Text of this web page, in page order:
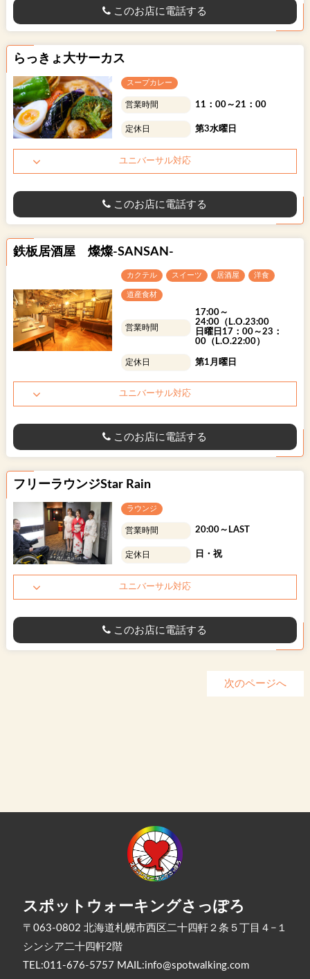
このお店に電話する
らっきょ大サーカス
スープカレー
営業時間 11：00～21：00
定休日 第3水曜日
ユニバーサル対応
このお店に電話する
鉄板居酒屋 燦燦-SANSAN-
カクテル スイーツ 居酒屋 洋食
道産食材
営業時間
17:00～
24:00（L.O.23:00
日曜日17：00～23：
00（L.O.22:00）
定休日 第1月曜日
ユニバーサル対応
このお店に電話する
フリーラウンジStar Rain
ラウンジ
営業時間 20:00～LAST
定休日 日・祝
ユニバーサル対応
このお店に電話する
次のページへ
スポットウォーキングさっぽろ
〒063-0802 北海道札幌市西区二十四軒２条５丁目４−１
シンシア二十四軒2階
TEL:011-676-5757 MAIL:info@spotwalking.com